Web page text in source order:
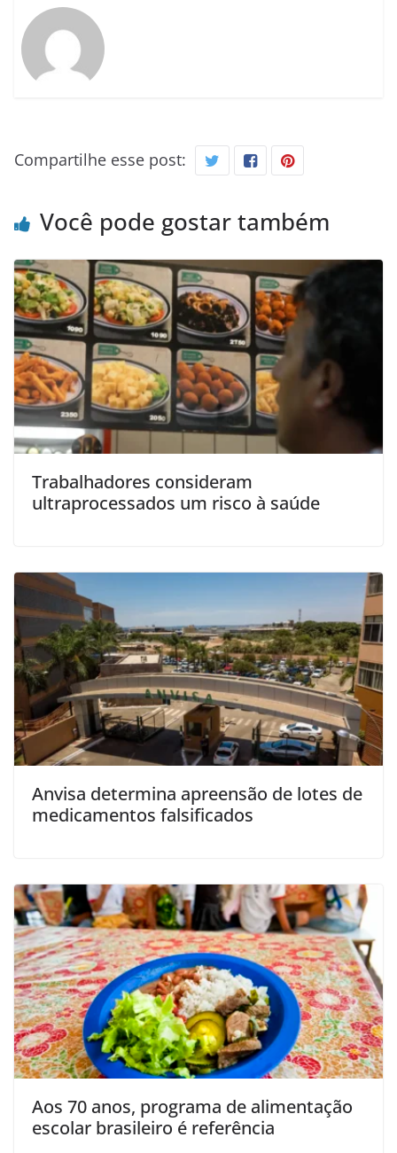
Compartilhe esse post:
Você pode gostar também
Trabalhadores consideram
ultraprocessados um risco à saúde
Anvisa determina apreensão de lotes de
medicamentos falsificados
Aos 70 anos, programa de alimentação
escolar brasileiro é referência